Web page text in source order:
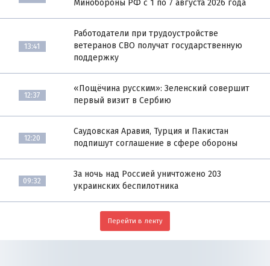
Минобороны РФ с 1 по 7 августа 2026 года
13:41
Работодатели при трудоустройстве
ветеранов СВО получат государственную
поддержку
12:37
«Пощёчина русским»: Зеленский совершит
первый визит в Сербию
12:20
Саудовская Аравия, Турция и Пакистан
подпишут соглашение в сфере обороны
09:32
За ночь над Россией уничтожено 203
украинских беспилотника
Перейти в ленту